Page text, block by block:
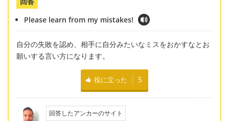
Please learn from my mistakes!
自分の失敗を認め、相手に自分みたいなミスをおかすなとお
願いする言い方になります。
役に立った 5
回答したアンカーのサイト